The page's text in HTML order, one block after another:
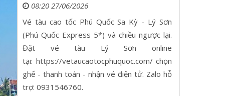
08:20 27/06/2026
Vé tàu cao tốc Phú Quốc Sa Kỳ - Lý Sơn
(Phú Quốc Express 5*) và chiều ngược lại.
Đặt vé tàu Lý Sơn online
tại: https://vetaucaotocphuquoc.com/ chọn
ghế - thanh toán - nhận vé điện tử. Zalo hỗ
trợ: 0931546760.